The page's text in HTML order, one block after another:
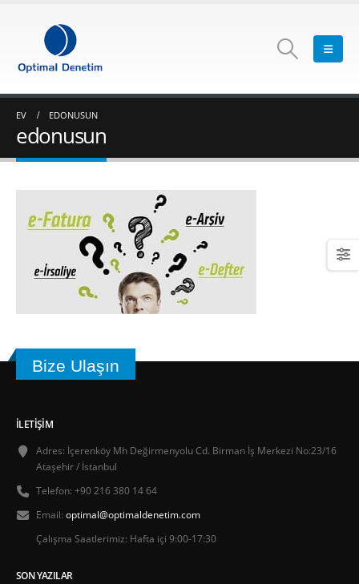
EV EDONUSUN
edonusun
Bize Ulaşın
İLETIŞIM
Adres: İçerenköy Mh Değirmenyolu Cd. Birman İş Merkezi No:23/16
Ataşehir / İstanbul
Telefon: +90 216 380 14 64
Email: optimal@optimaldenetim.com
Çalışma Saatlerimiz: Hafta içi 9:00-17:30
SON YAZILAR